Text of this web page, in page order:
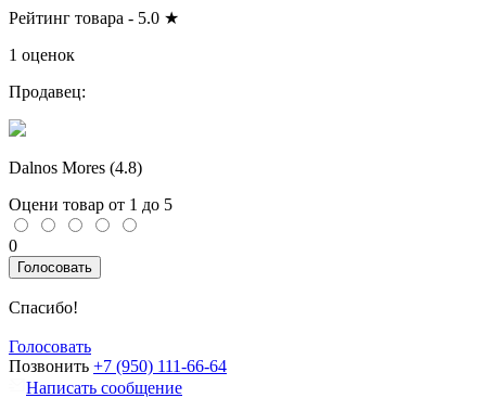
Рейтинг товара - 5.0 ★
1 оценок
Продавец:
Dalnos Mores (4.8)
Оцени товар от 1 до 5
0
Голосовать
Спасибо!
Голосовать
Позвонить +7 (950) 111-66-64
Написать сообщение